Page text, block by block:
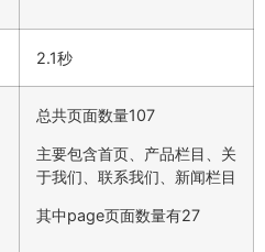
2.1秒
总共页面数量107
主要包含首页、产品栏目、关
于我们、联系我们、新闻栏目
其中page页面数量有27